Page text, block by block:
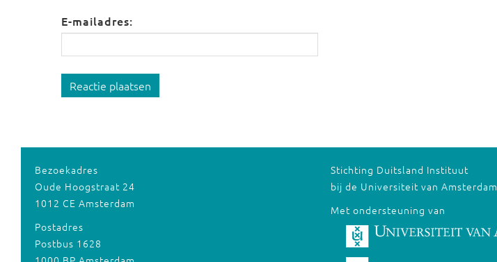
E-mailadres:
Reactie plaatsen
Bezoekadres
Oude Hoogstraat 24
1012 CE Amsterdam
Postadres
Postbus 1628
Stichting Duitsland Instituut
bij de Universiteit van Amsterdam
Met ondersteuning van